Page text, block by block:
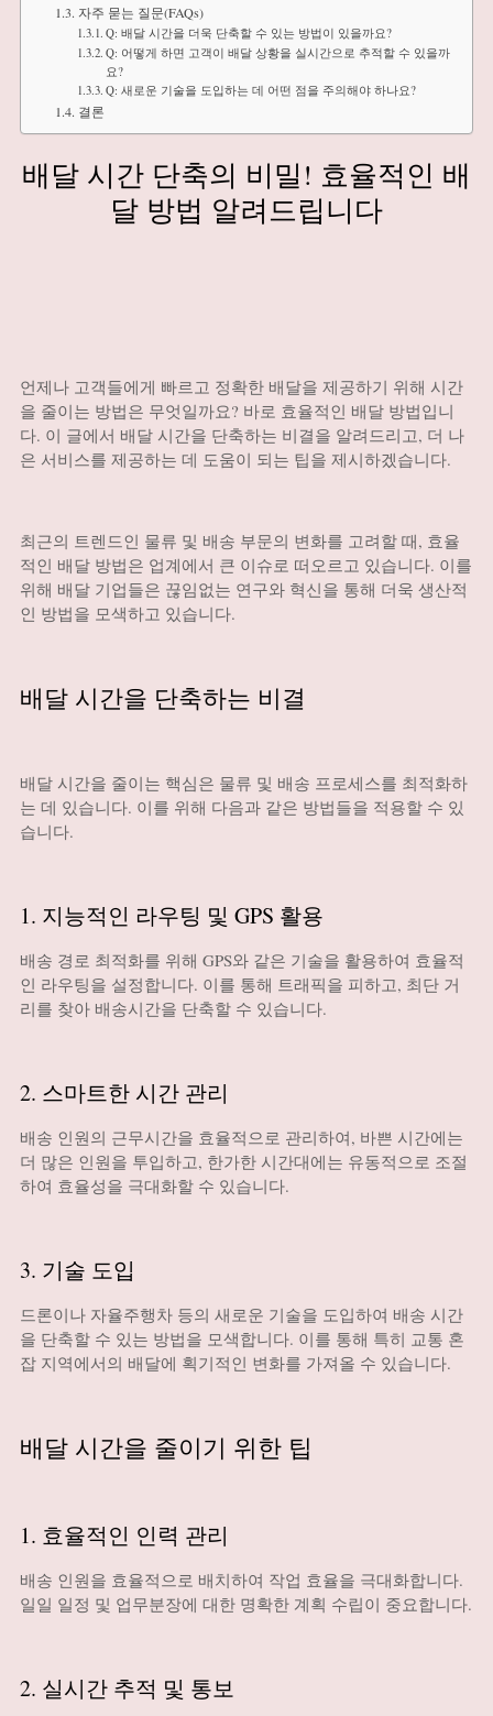
자주 묻는 질문(FAQs)
Q: 배달 시간을 더욱 단축할 수 있는 방법이 있을까요?
Q: 어떻게 하면 고객이 배달 상황을 실시간으로 추적할 수 있을까
요?
Q: 새로운 기술을 도입하는 데 어떤 점을 주의해야 하나요?
결론
배달 시간 단축의 비밀! 효율적인 배
달 방법 알려드립니다
언제나 고객들에게 빠르고 정확한 배달을 제공하기 위해 시간
을 줄이는 방법은 무엇일까요? 바로 효율적인 배달 방법입니
다. 이 글에서 배달 시간을 단축하는 비결을 알려드리고, 더 나
은 서비스를 제공하는 데 도움이 되는 팁을 제시하겠습니다.
최근의 트렌드인 물류 및 배송 부문의 변화를 고려할 때, 효율
적인 배달 방법은 업계에서 큰 이슈로 떠오르고 있습니다. 이를
위해 배달 기업들은 끊임없는 연구와 혁신을 통해 더욱 생산적
인 방법을 모색하고 있습니다.
배달 시간을 단축하는 비결
배달 시간을 줄이는 핵심은 물류 및 배송 프로세스를 최적화하
는 데 있습니다. 이를 위해 다음과 같은 방법들을 적용할 수 있
습니다.
1. 지능적인 라우팅 및 GPS 활용
배송 경로 최적화를 위해 GPS와 같은 기술을 활용하여 효율적
인 라우팅을 설정합니다. 이를 통해 트래픽을 피하고, 최단 거
리를 찾아 배송시간을 단축할 수 있습니다.
2. 스마트한 시간 관리
배송 인원의 근무시간을 효율적으로 관리하여, 바쁜 시간에는
더 많은 인원을 투입하고, 한가한 시간대에는 유동적으로 조절
하여 효율성을 극대화할 수 있습니다.
3. 기술 도입
드론이나 자율주행차 등의 새로운 기술을 도입하여 배송 시간
을 단축할 수 있는 방법을 모색합니다. 이를 통해 특히 교통 혼
잡 지역에서의 배달에 획기적인 변화를 가져올 수 있습니다.
배달 시간을 줄이기 위한 팁
1. 효율적인 인력 관리
배송 인원을 효율적으로 배치하여 작업 효율을 극대화합니다.
일일 일정 및 업무분장에 대한 명확한 계획 수립이 중요합니다.
2. 실시간 추적 및 통보